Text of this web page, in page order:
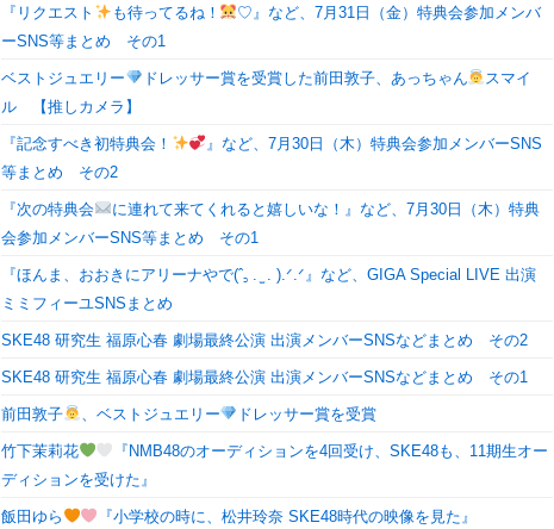
『リクエスト も待ってるね！
♡』など、7月31日（金）特典会参加メンバ
ーSNS等まとめ その1
ベストジュエリー ドレッサー賞を受賞した前田敦子、あっちゃん
スマイ
ル 【推しカメラ】
『記念すべき初特典会！
』など、7月30日（木）特典会参加メンバーSNS
等まとめ その2
『次の特典会
に連れて来てくれると嬉しいな！』など、7月30日（木）特典
会参加メンバーSNS等まとめ その1
『ほんま、おおきにアリーナやで(ˆ꜆ . ̫ . ).ᐟ.ᐟ』など、GIGA Special LIVE 出演
ミミフィーユSNSまとめ
SKE48 研究生 福原心春 劇場最終公演 出演メンバーSNSなどまとめ その2
SKE48 研究生 福原心春 劇場最終公演 出演メンバーSNSなどまとめ その1
前田敦子 、ベストジュエリー ドレッサー賞を受賞
竹下茉莉花
『NMB48のオーディションを4回受け、SKE48も、11期生オー
ディションを受けた』
飯田ゆら 『小学校の時に、松井玲奈 SKE48時代の映像を見た』